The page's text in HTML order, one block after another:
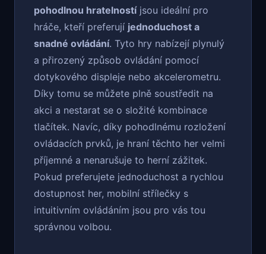
pohodlnou hratelnostíjsou ideální pro
hráče, kteří preferují jednoduchost a
snadné ovládání. Tyto hry nabízejí plynulý
a přirozený způsob ovládání pomocí
dotykového displeje nebo akcelerometru.
Díky tomu se můžete plně soustředit na
akci a nestarat se o složité kombinace
tlačítek. Navíc, díky pohodlnému rozložení
ovládacích prvků, je hraní těchto her velmi
příjemné a nenarušuje to herní zážitek.
Pokud preferujete jednoduchost a rychlou
dostupnost her, mobilní střílečky s
intuitivním ovládáním jsou pro vás tou
správnou volbou.